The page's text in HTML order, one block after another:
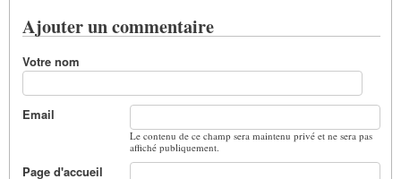
Ajouter un commentaire
Votre nom
Email
Le contenu de ce champ sera maintenu privé et ne sera pas
affiché publiquement.
Page d'accueil